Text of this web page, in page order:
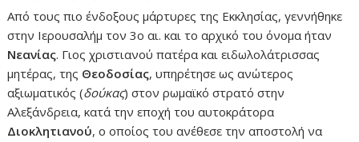
Από τους πιο ένδοξους μάρτυρες της Εκκλησίας, γεννήθηκε
στην Ιερουσαλήμ τον 3ο αι. και το αρχικό του όνομα ήταν
Νεανίας. Γιος χριστιανού πατέρα και ειδωλολάτρισσας
μητέρας, της Θεοδοσίας, υπηρέτησε ως ανώτερος
αξιωματικός (δούκας) στον ρωμαϊκό στρατό στην
Αλεξάνδρεια, κατά την εποχή του αυτοκράτορα
Διοκλητιανού, ο οποίος του ανέθεσε την αποστολή να